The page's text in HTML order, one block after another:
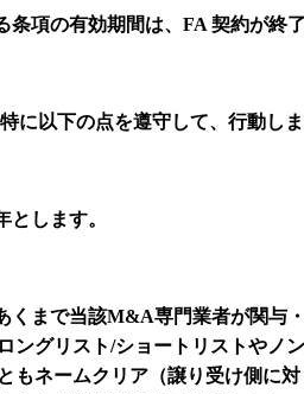
項の有効期間は、 FA 契約が終
に以下の点を遵守して、行動し
とします。
くまで当該M&A専門業者が関与
ングリスト/ショートリストやノ
もネームクリア（譲り受け側に